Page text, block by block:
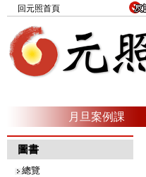
回元照首頁
月旦案例課
圖書
總覽